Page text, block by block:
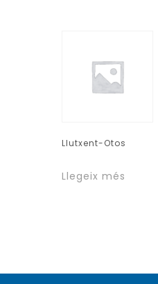
Llutxent-Otos
Llegeix més